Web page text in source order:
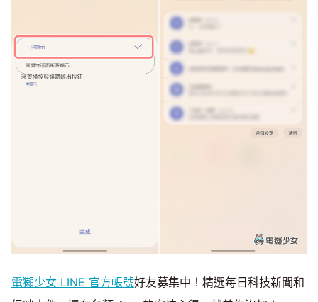
電獺少女 LINE 官方帳號好友募集中！精選每日科技新聞和